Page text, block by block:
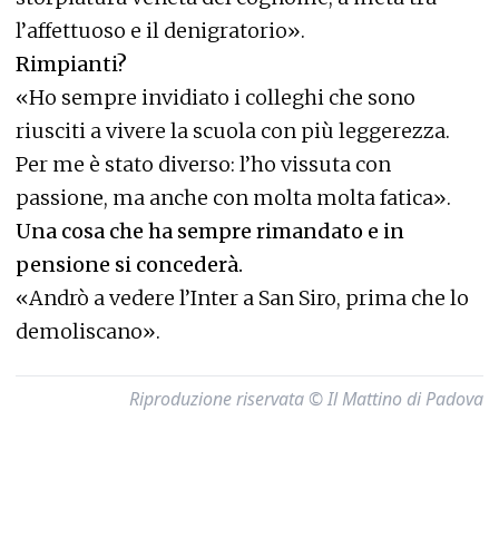
l’affettuoso e il denigratorio».
Rimpianti?
«Ho sempre invidiato i colleghi che sono
riusciti a vivere la scuola con più leggerezza.
Per me è stato diverso: l’ho vissuta con
passione, ma anche con molta molta fatica».
Una cosa che ha sempre rimandato e in
pensione si concederà.
«Andrò a vedere l’Inter a San Siro, prima che lo
demoliscano».
Riproduzione riservata © Il Mattino di Padova